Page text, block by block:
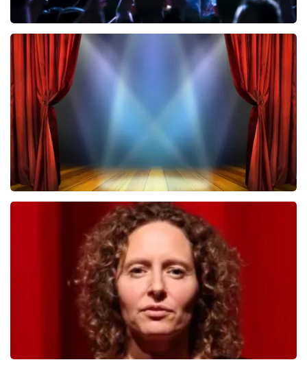
Megadeth
322 laatste 30 minuten
BESTEL NU
40 45 De Musical
laatste 30 minuten
BESTEL NU